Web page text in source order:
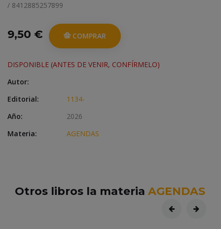
/ 8412885257899
9,50 € COMPRAR
DISPONIBLE (ANTES DE VENIR, CONFÍRMELO)
Autor:
Editorial:
1134-
Año:
2026
Materia:
AGENDAS
Otros libros la materia AGENDAS